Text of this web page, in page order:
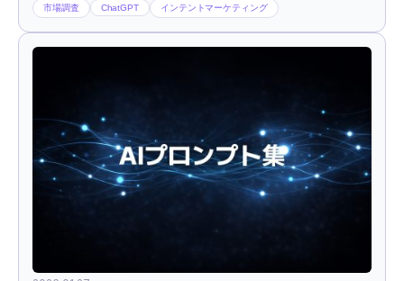
市場調査 ChatGPT インテントマーケティング